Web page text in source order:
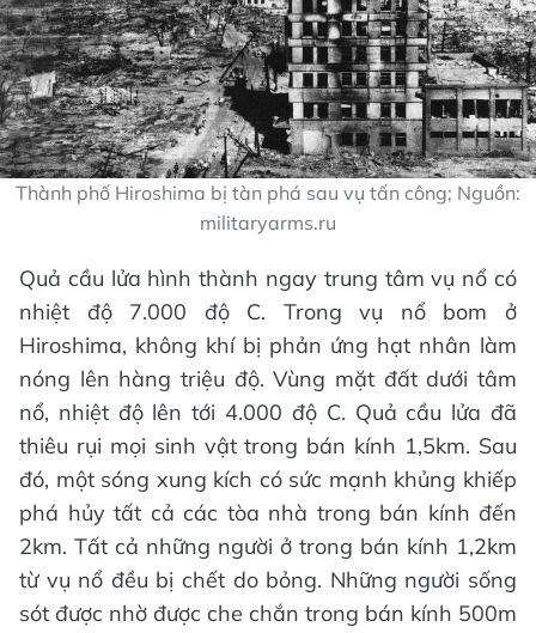
Thành phố Hiroshima bị tàn phá sau vụ tấn công; Nguồn:
militaryarms.ru
Quả cầu lửa hình thành ngay trung tâm vụ nổ có
nhiệt độ 7.000 độ C. Trong vụ nổ bom ở
Hiroshima, không khí bị phản ứng hạt nhân làm
nóng lên hàng triệu độ. Vùng mặt đất dưới tâm
nổ, nhiệt độ lên tới 4.000 độ C. Quả cầu lửa đã
thiêu rụi mọi sinh vật trong bán kính 1,5km. Sau
đó, một sóng xung kích có sức mạnh khủng khiếp
phá hủy tất cả các tòa nhà trong bán kính đến
2km. Tất cả những người ở trong bán kính 1,2km
từ vụ nổ đều bị chết do bỏng. Những người sống
sót được nhờ được che chắn trong bán kính 500m